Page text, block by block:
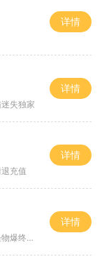
详情
失独家
详情
充值
详情
终极
详情